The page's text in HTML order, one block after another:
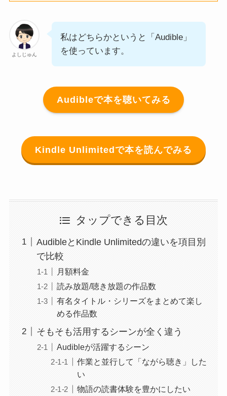
よしじゅん
私はどちらかというと「Audible」
を使っています。
Audibleで本を聴いてみる
Kindle Unlimitedで本を読んでみる
タップできる目次
AudibleとKindle Unlimitedの違いを項目別
で比較
月額料金
読み放題/聴き放題の作品数
有名タイトル・シリーズをまとめて楽し
める作品数
そもそも活用するシーンが全く違う
Audibleが活躍するシーン
作業と並行して「ながら聴き」した
い
物語の読書体験を豊かにしたい